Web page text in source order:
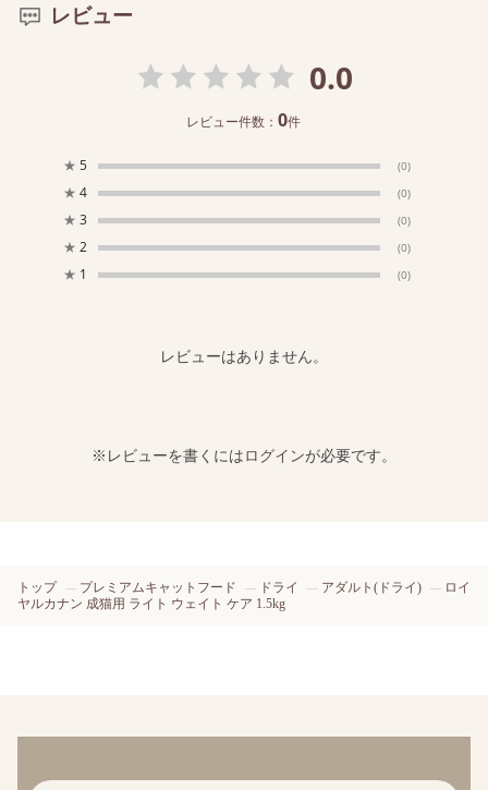
レビュー
0.0
レビュー件数：0件
★ 5 (0)
★ 4 (0)
★ 3 (0)
★ 2 (0)
★ 1 (0)
レビューはありません。
※レビューを書くにはログインが必要です。
トップ プレミアムキャットフード ドライ アダルト(ドライ)
ロイ
ヤルカナン 成猫用 ライト ウェイト ケア 1.5kg